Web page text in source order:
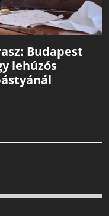
Budapest
lehúzós